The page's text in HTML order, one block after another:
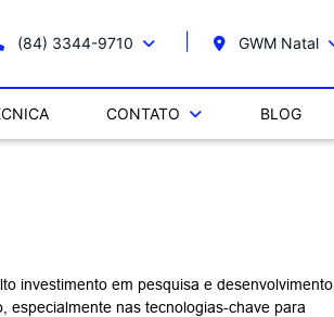
(84) 3344-9710 GWM Natal
CONTATO BLOG
investimento em pesquisa e desenvolvimento,
especialmente nas tecnologias-chave para